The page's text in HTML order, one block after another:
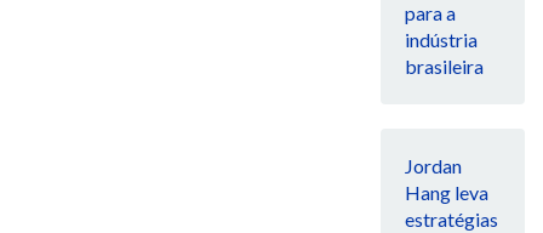
para a
indústria
brasileira
Jordan
Hang leva
estratégias